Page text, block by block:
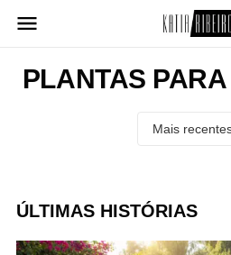
para
conteúdoPLANTAS
ÚLTIMAS HISTÓRIAS